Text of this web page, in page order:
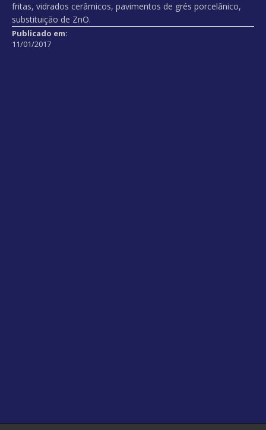
fritas, vidrados cerâmicos, pavimentos de grés porcelânico,
substituição de ZnO.
Publicado em:
11/01/2017